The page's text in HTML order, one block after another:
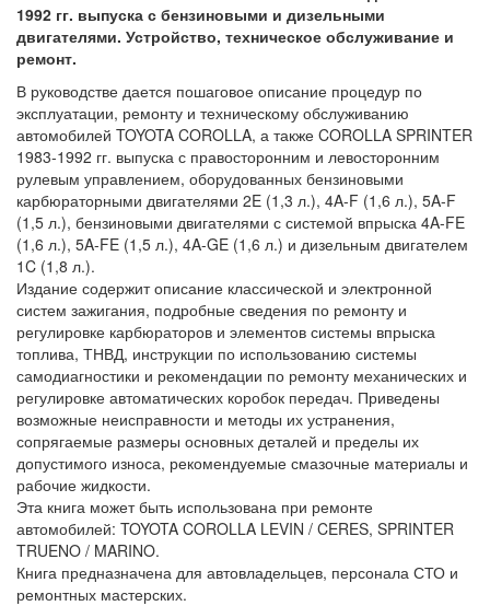
1992 гг. выпуска с бензиновыми и дизельными
двигателями. Устройство, техническое обслуживание и
ремонт.
В руководстве дается пошаговое описание процедур по
эксплуатации, ремонту и техническому обслуживанию
автомобилей TOYOTA COROLLA, а также COROLLA SPRINTER
1983-1992 гг. выпуска с правосторонним и левосторонним
рулевым управлением, оборудованных бензиновыми
карбюраторными двигателями 2E (1,3 л.), 4A-F (1,6 л.), 5A-F
(1,5 л.), бензиновыми двигателями с системой впрыска 4A-FE
(1,6 л.), 5A-FE (1,5 л.), 4A-GE (1,6 л.) и дизельным двигателем
1C (1,8 л.).
Издание содержит описание классической и электронной
систем зажигания, подробные сведения по ремонту и
регулировке карбюраторов и элементов системы впрыска
топлива, ТНВД, инструкции по использованию системы
самодиагностики и рекомендации по ремонту механических и
регулировке автоматических коробок передач. Приведены
возможные неисправности и методы их устранения,
сопрягаемые размеры основных деталей и пределы их
допустимого износа, рекомендуемые смазочные материалы и
рабочие жидкости.
Эта книга может быть использована при ремонте
автомобилей: TOYOTA COROLLA LEVIN / CERES, SPRINTER
TRUENO / MARINO.
Книга предназначена для автовладельцев, персонала СТО и
ремонтных мастерских.